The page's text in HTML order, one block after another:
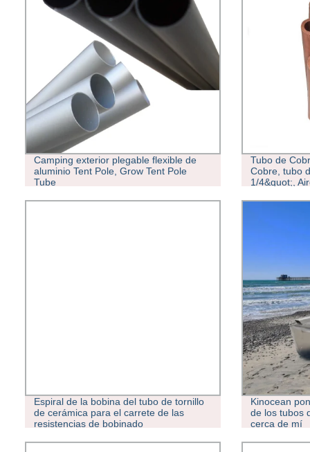
Camping exterior plegable flexible de
aluminio Tent Pole, Grow Tent Pole
Tube
Tubo de
Cobre, tubo
1/4&quot;,
Espiral de la bobina del tubo de tornillo
de cerámica para el carrete de las
resistencias de bobinado
Kinocean
de los tubos
cerca de mí